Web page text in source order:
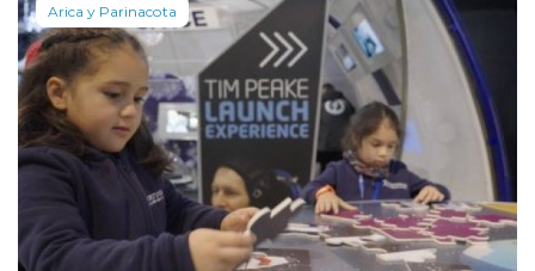
Arica y Parinacota